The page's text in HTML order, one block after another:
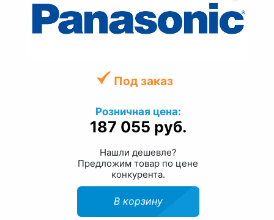
Под заказ
Розничная цена:
187 055 руб.
Нашли дешевле?
Предложим товар по цене
конкурента.
В корзину